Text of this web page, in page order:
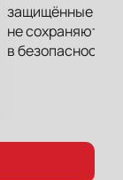
защищённые
не сохраняются
в безопасности.